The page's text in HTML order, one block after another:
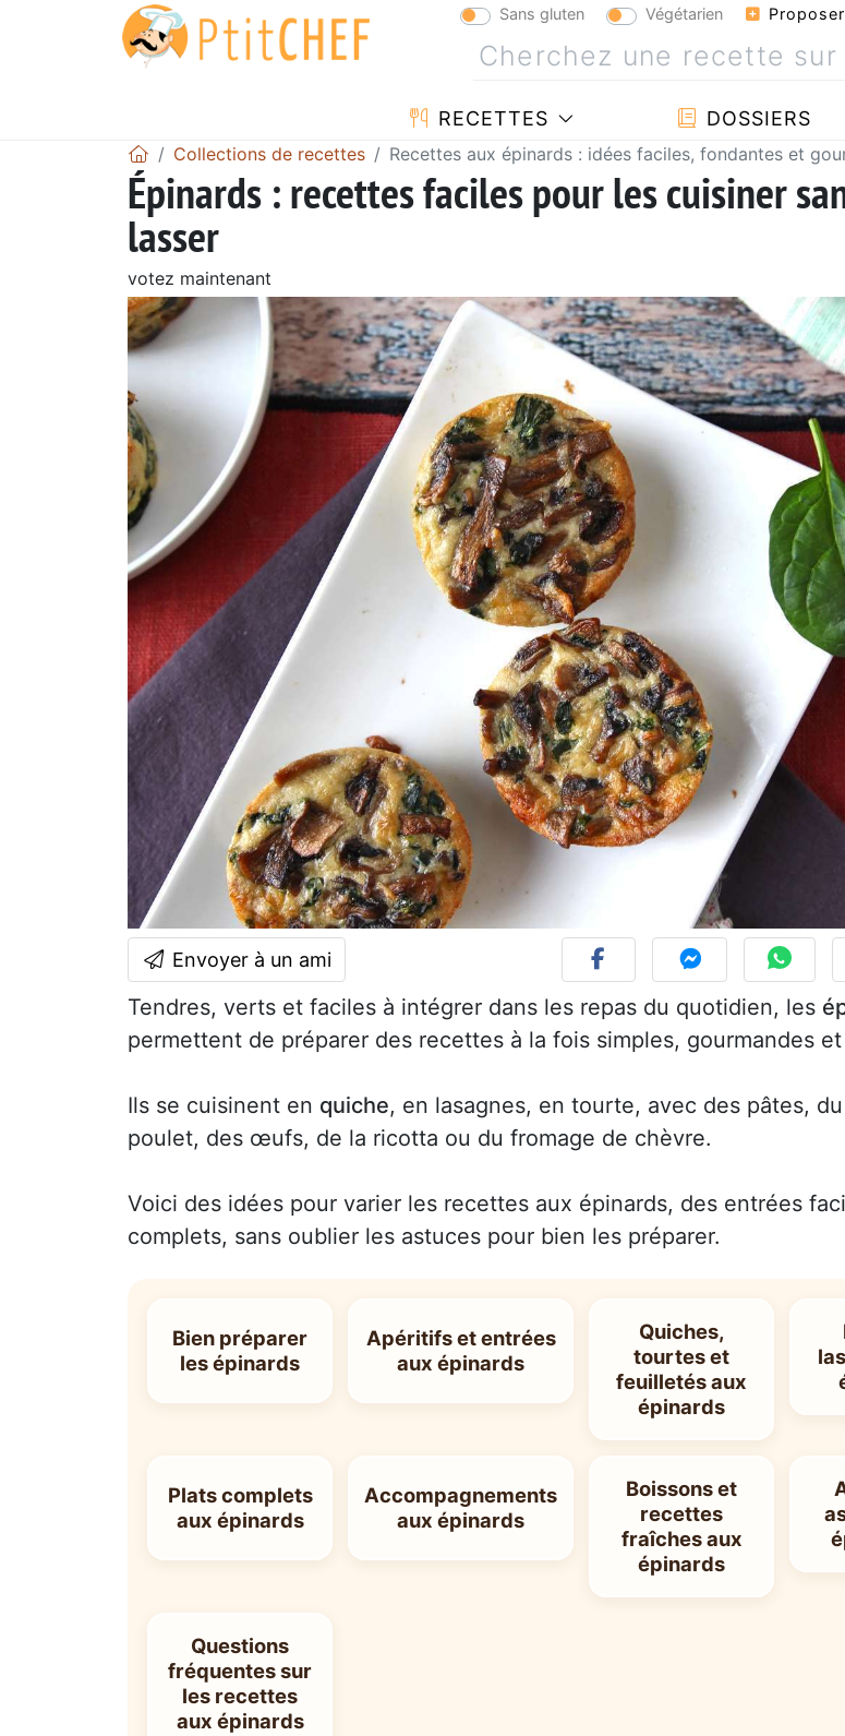
Sans gluten Végétarien
RECETTES DOSSIERS
Collections de recettes Recettes aux épinards : idées faciles, fondantes et
Épinards : recettes faciles pour les cuisiner
lasser
votez maintenant
Envoyer à un ami
Tendres, verts et faciles à intégrer dans les repas du quotidien, les
permettent de préparer des recettes à la fois simples, gourmandes
Ils se cuisinent en quiche, en lasagnes, en tourte, avec des pâtes,
poulet, des œufs, de la ricotta ou du fromage de chèvre.
Voici des idées pour varier les recettes aux épinards, des entrées
complets, sans oublier les astuces pour bien les préparer.
Bien préparer
les épinards
Apéritifs et entrées
aux épinards
Quiches,
tourtes et
feuilletés aux
épinards
Plats complets
aux épinards
Accompagnements
aux épinards
Boissons et
recettes
fraîches aux
épinards
Questions
fréquentes sur
les recettes
aux épinards